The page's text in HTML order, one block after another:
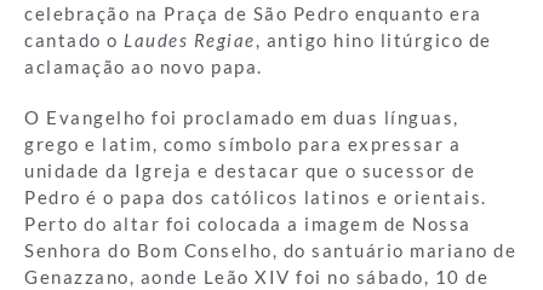
celebração na Praça de São Pedro enquanto era
cantado o Laudes Regiae, antigo hino litúrgico de
aclamação ao novo papa.
O Evangelho foi proclamado em duas línguas,
grego e latim, como símbolo para expressar a
unidade da Igreja e destacar que o sucessor de
Pedro é o papa dos católicos latinos e orientais.
Perto do altar foi colocada a imagem de Nossa
Senhora do Bom Conselho, do santuário mariano de
Genazzano, aonde Leão XIV foi no sábado, 10 de